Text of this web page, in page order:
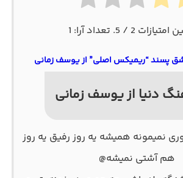
امتیازات 2 / 5. تعداد آرا: 1
پسند “ریمیکس اصلی” از یوسف زمانی
دنیا از یوسف زمانی
نمیمونه همیشه یه روز رفیق یه روز
هم آشتی نمیشه@